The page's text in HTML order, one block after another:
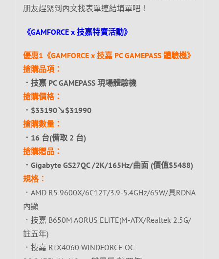
朋友趕緊到內文找表單連結填單吧！
《GAMFORCE x 技嘉特賣活動》
優惠1《GAMFORCE x 技嘉 PC GAMEPASS 體驗機》
搶購品項：
．技嘉 PC GAMEPASS 現場體驗機
搶購價格：
．$33190↘$31990
搶購數量：
．16 台(備取 2 台)
搶購贈品：
．Gigabyte GS27QC /2K/165Hz/曲面 (價值$5488)
規格︰
．AMD R5 9600X/6C12T/3.9-5.4GHz/65W/具RDNA
內顯
．技嘉 B650M AORUS ELITE(M-ATX/Realtek 2.5G/
註五年)
．技嘉 RTX4060 WINDFORCE OC